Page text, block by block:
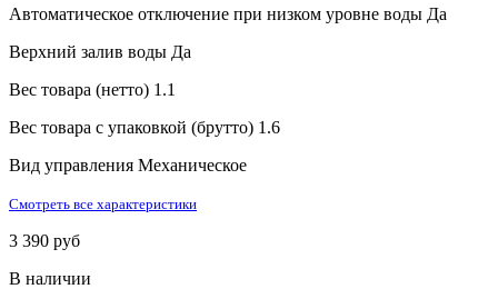
Автоматическое отключение при низком уровне воды Да
Верхний залив воды Да
Вес товара (нетто) 1.1
Вес товара с упаковкой (брутто) 1.6
Вид управления Механическое
Смотреть все характеристики
3 390 руб
В наличии